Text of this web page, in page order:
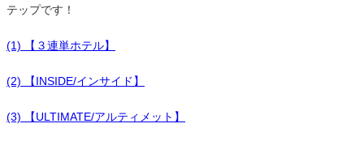
テップです！
(1) 【３連単ホテル】
(2) 【INSIDE/インサイド】
(3) 【ULTIMATE/アルティメット】